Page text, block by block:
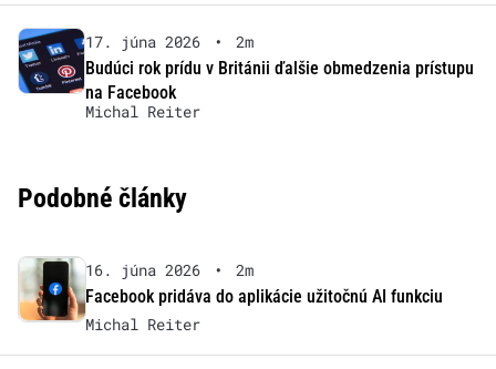
17. júna 2026 •
2m
Budúci rok prídu v Británii ďalšie obmedzenia prístupu
na Facebook
Michal Reiter
Podobné články
16. júna 2026 •
2m
Facebook pridáva do aplikácie užitočnú AI funkciu
Michal Reiter